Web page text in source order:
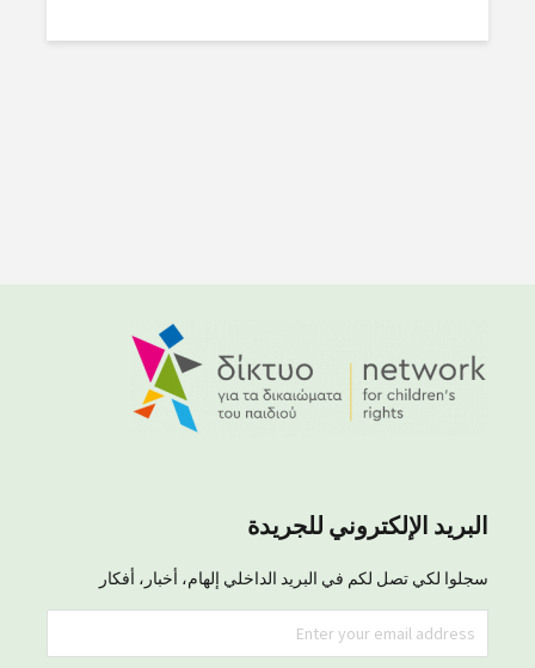
البريد الإلكتروني للجريدة
سجلوا لكي تصل لكم في البريد الداخلي إلهام، أخبار، أفكار